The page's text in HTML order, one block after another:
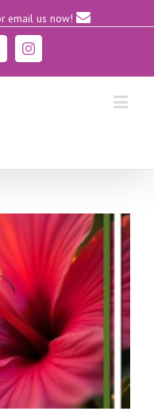
email us now!
YouTubeInstagram